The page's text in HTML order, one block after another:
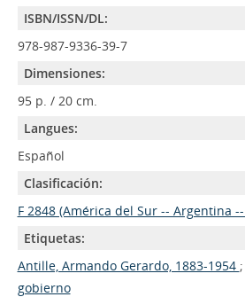
ISBN/ISSN/DL:
978-987-9336-39-7
Dimensiones:
95 p. / 20 cm.
Langues:
Español
Clasificación:
F 2848 (América del Sur -- Argentina
Etiquetas:
Antille, Armando Gerardo, 1883-1954 ;
gobierno